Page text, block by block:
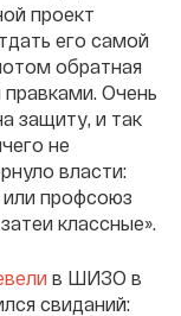
проект
его самой
обратная
Очень
защиту, и так
не
власти:
профсоюз
классные».
в ШИЗО в
свиданий: